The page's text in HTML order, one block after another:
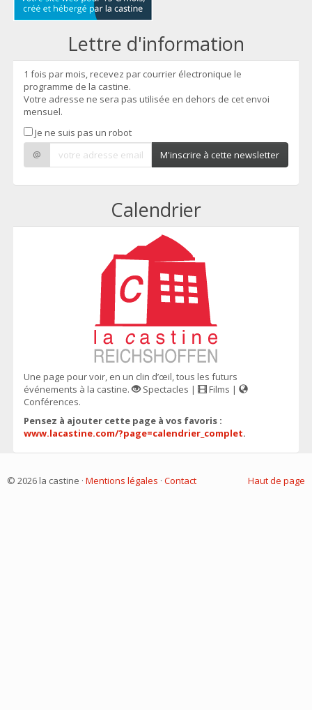
Lettre d'information
1 fois par mois, recevez par courrier électronique le
programme de la castine.
Votre adresse ne sera pas utilisée en dehors de cet envoi
mensuel.
Je ne suis pas un robot
@
M'inscrire à cette newsletter
Calendrier
Une page pour voir, en un clin d’œil, tous les futurs
événements à la castine.
Spectacles |
Films |
Conférences.
Pensez à ajouter cette page à vos favoris :
www.lacastine.com/?page=calendrier_complet.
Haut de page
© 2026 la castine · Mentions légales · Contact